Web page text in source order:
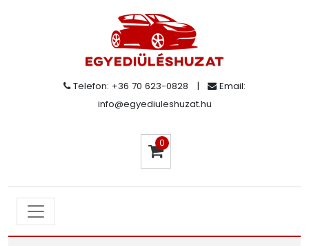
Telefon: +36 70 623-0828 |
Email:
info@egyediuleshuzat.hu
0